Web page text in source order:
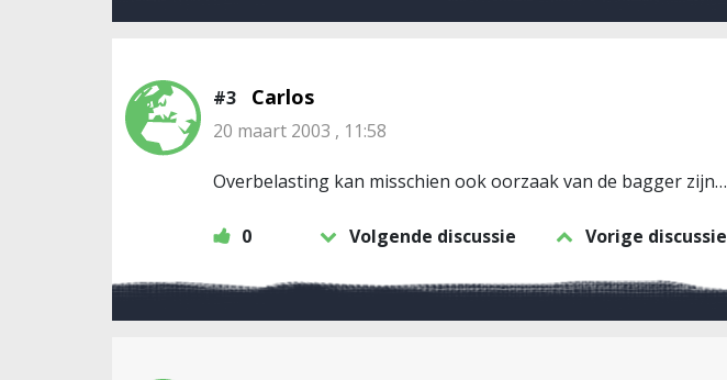
#3 Carlos
20 maart 2003 , 11:58
Overbelasting kan misschien ook oorzaak van de bagger zijn…
0 Volgende discussie Vorige discussie